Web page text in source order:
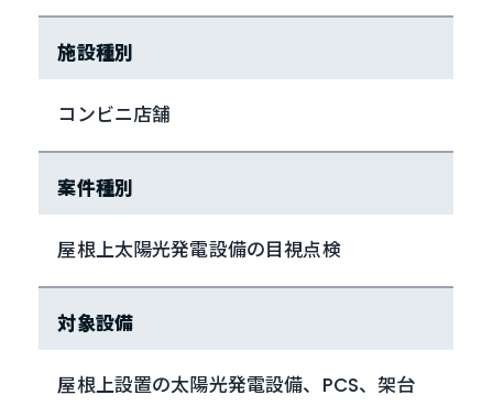
施設種別
コンビニ店舗
案件種別
屋根上太陽光発電設備の目視点検
対象設備
屋根上設置の太陽光発電設備、PCS、架台